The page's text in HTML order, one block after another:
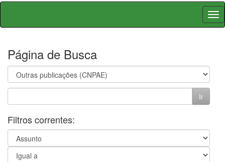
Skip
Página de Busca
Filtros correntes: